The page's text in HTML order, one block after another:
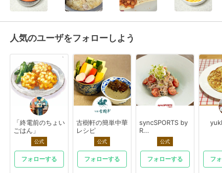
人気のユーザをフォローしよう
「終電前のちょい
ごはん」
公式
フォローする
古樹軒の簡単中華
レシピ
公式
フォローする
syncSPORTS by
R...
公式
フォローする フ